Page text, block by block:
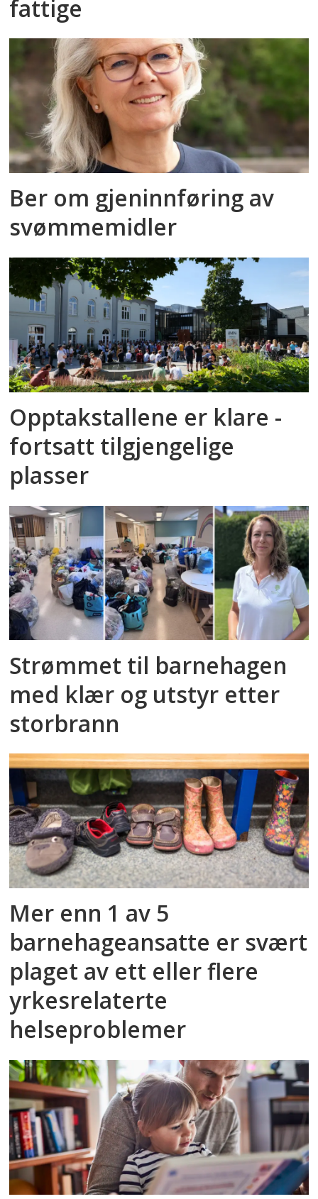
fattige
Ber om gjeninnføring av
svømmemidler
Opptakstallene er klare -
fortsatt tilgjengelige
plasser
Strømmet til barnehagen
med klær og utstyr etter
storbrann
Mer enn 1 av 5
barnehageansatte er svært
plaget av ett eller flere
yrkesrelaterte
helseproblemer